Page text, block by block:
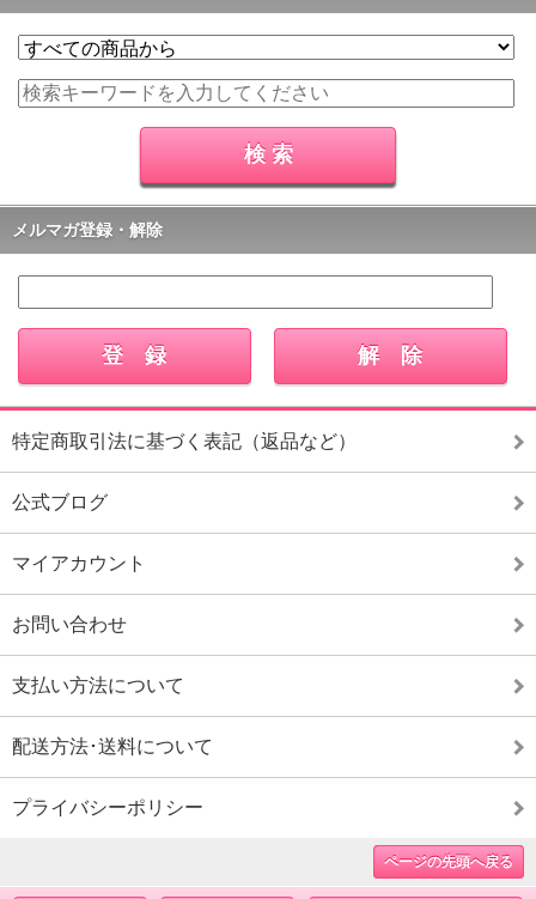
メルマガ登録・解除
特定商取引法に基づく表記（返品など）
公式ブログ
マイアカウント
お問い合わせ
支払い方法について
配送方法･送料について
プライバシーポリシー
ページの先頭へ戻る